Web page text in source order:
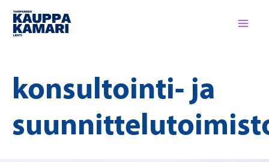
Siirry
sisältöön
konsultointi- ja